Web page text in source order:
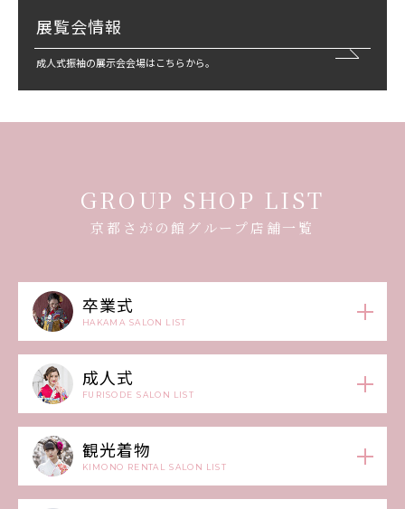
展覧会情報
成人式振袖の展示会会場はこちらから。
GROUP SHOP LIST
京都さがの館グループ店舗一覧
卒業式
HAKAMA SALON LIST
成人式
FURISODE SALON LIST
観光着物
KIMONO RENTAL SALON LIST